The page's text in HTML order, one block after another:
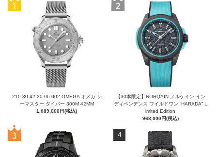
210.30.42.20.06.002 OMEGA オメガ シ
ーマスター ダイバー 300M 42MM
1,089,000円(税込)
【30本限定】NORQAIN ノルケイン イン
ディペンデンス ワイルドワン “HARADA” L
imited Edition
968,000円(税込)
4